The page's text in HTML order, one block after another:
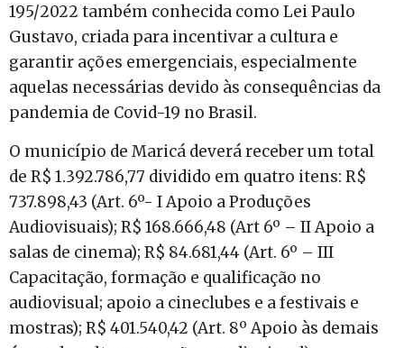
195/2022 também conhecida como Lei Paulo
Gustavo, criada para incentivar a cultura e
garantir ações emergenciais, especialmente
aquelas necessárias devido às consequências da
pandemia de Covid-19 no Brasil.
O município de Maricá deverá receber um total
de R$ 1.392.786,77 dividido em quatro itens: R$
737.898,43 (Art. 6º- I Apoio a Produções
Audiovisuais); R$ 168.666,48 (Art 6º – II Apoio a
salas de cinema); R$ 84.681,44 (Art. 6º – III
Capacitação, formação e qualificação no
audiovisual; apoio a cineclubes e a festivais e
mostras); R$ 401.540,42 (Art. 8º Apoio às demais